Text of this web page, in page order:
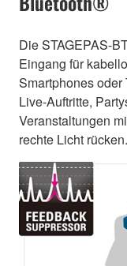
Die STAGEPAS-
Eingang für
Smartphones oder
Live-Auftritte,
Veranstaltungen
rechte Licht rücken.